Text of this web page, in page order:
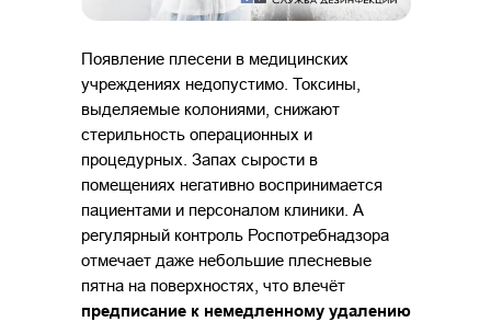
Появление плесени в медицинских
учреждениях недопустимо. Токсины,
выделяемые колониями, снижают
стерильность операционных и
процедурных. Запах сырости в
помещениях негативно воспринимается
пациентами и персоналом клиники. А
регулярный контроль Роспотребнадзора
отмечает даже небольшие плесневые
пятна на поверхностях, что влечёт
предписание к немедленному удалению